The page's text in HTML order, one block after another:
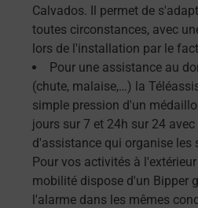
Calvados. Il permet de
toutes circonstances, avec
lors de l'installation par le
Pour une assistance au
(chute, malaise,…) la
simple pression d'un
jours sur 7 et 24h sur 24
d'assistance qui organise les
Pour vos activités à
mobilité dispose d'un Bipper
l'alarme dans les mêmes